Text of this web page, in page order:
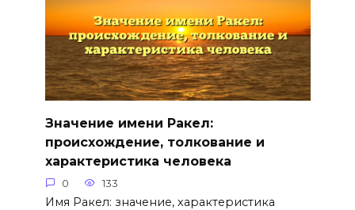
Значение имени Ракел:
происхождение, толкование и
характеристика человека
0 133
Имя Ракел: значение, характеристика